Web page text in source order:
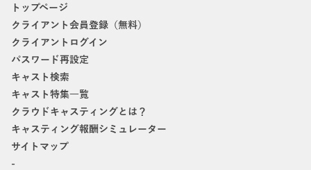
トップページ
クライアント会員登録（無料）
クライアントログイン
パスワード再設定
キャスト検索
キャスト特集一覧
クラウドキャスティングとは？
キャスティング報酬シミュレーター
サイトマップ
-